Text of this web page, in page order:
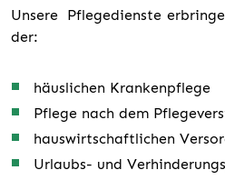
Unsere Pflegedienste
der:
häuslichen Krankenpflege
Pflege nach dem
hauswirtschaftlichen
Urlaubs- und